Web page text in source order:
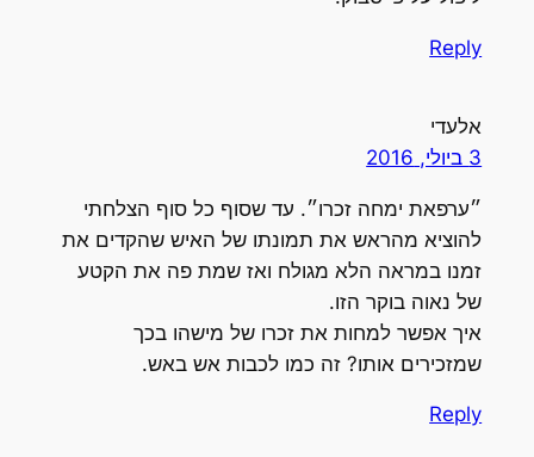
Reply
אלעדי
3 ביולי, 2016
״ערפאת ימחה זכרו״. עד שסוף כל סוף הצלחתי
להוציא מהראש את תמונתו של האיש שהקדים את
זמנו במראה הלא מגולח ואז שמת פה את הקטע
של נאוה בוקר הזו.
איך אפשר למחות את זכרו של מישהו בכך
שמזכירים אותו? זה כמו לכבות אש באש.
Reply